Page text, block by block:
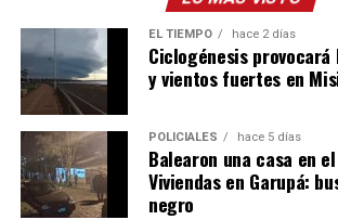
Misionero quedaría sin representación
capitalino.
EL TIEMPO hace 2 días
Ciclogénesis
y vientos fuertes en
POLICIALES hace 5 días
Balearon una casa en
Viviendas en Garupá:
negro